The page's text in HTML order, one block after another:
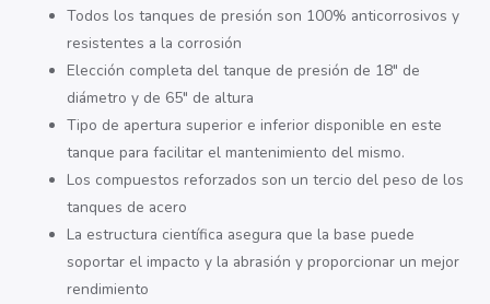
Todos los tanques de presión son 100% anticorrosivos y
resistentes a la corrosión
Elección completa del tanque de presión de 18″ de
diámetro y de 65″ de altura
Tipo de apertura superior e inferior disponible en este
tanque para facilitar el mantenimiento del mismo.
Los compuestos reforzados son un tercio del peso de los
tanques de acero
La estructura científica asegura que la base puede
soportar el impacto y la abrasión y proporcionar un mejor
rendimiento